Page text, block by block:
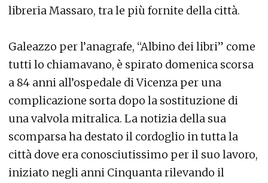
libreria Massaro, tra le più fornite della città.
Galeazzo per l’anagrafe, “Albino dei libri” come
tutti lo chiamavano, è spirato domenica scorsa
a 84 anni all’ospedale di Vicenza per una
complicazione sorta dopo la sostituzione di
una valvola mitralica. La notizia della sua
scomparsa ha destato il cordoglio in tutta la
città dove era conosciutissimo per il suo lavoro,
iniziato negli anni Cinquanta rilevando il